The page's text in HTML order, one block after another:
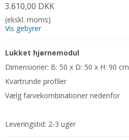
3.610,00 DKK
(ekskl. moms)
Vis gebyrer
Lukket hjørnemodul
Dimensioner: B: 50 x D: 50 x H: 90 cm
Kvartrunde profiler
Vælg farvekombinationer nedenfor
Leveringstid: 2-3 uger